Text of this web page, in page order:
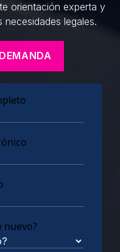
orientación experta y
legales.
nuevo?